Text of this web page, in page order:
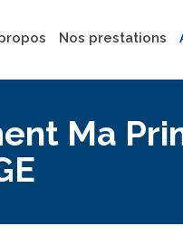
Nos prestations
Ma